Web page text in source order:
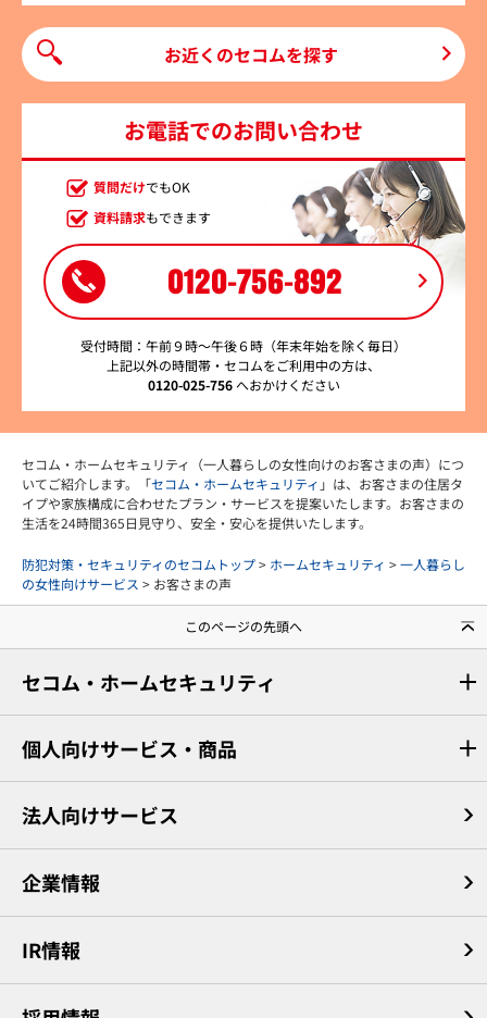
お近くのセコムを探す
お電話でのお問い合わせ
0120-756-892
質問だけでもOK
資料請求もできます
受付時間：午前９時～午後６時（年末年始を除く毎日）
上記以外の時間帯・セコムをご利用中の方は、
0120-025-756へおかけください
セコム・ホームセキュリティ（一人暮らしの女性向けのお客さまの声）につ
いてご紹介します。「セコム・ホームセキュリティ 」は、お客さまの住居タ
イプや家族構成に合わせたプラン・サービスを提案いたします。お客さまの
生活を24時間365日見守り、安全・安心を提供いたします。
防犯対策・セキュリティのセコムトップ> ホームセキュリティ >一人暮らし
の女性向けサービス > お客さまの声
このページの先頭へ
セコム・ホームセキュリティ
個人向けサービス・商品
法人向けサービス
企業情報
IR情報